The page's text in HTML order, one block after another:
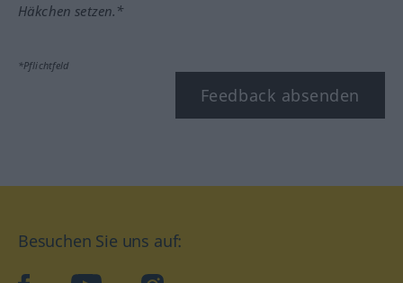
Häkchen setzen.*
*Pflichtfeld
Feedback absenden
Besuchen Sie uns auf: